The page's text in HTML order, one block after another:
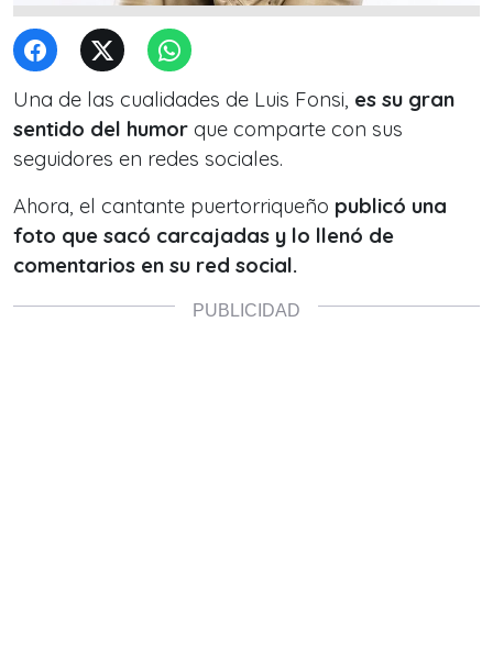
Una de las cualidades de Luis Fonsi, es su gran
sentido del humor que comparte con sus
seguidores en redes sociales.
Ahora, el cantante puertorriqueño publicó una
foto que sacó carcajadas y lo llenó de
comentarios en su red social.